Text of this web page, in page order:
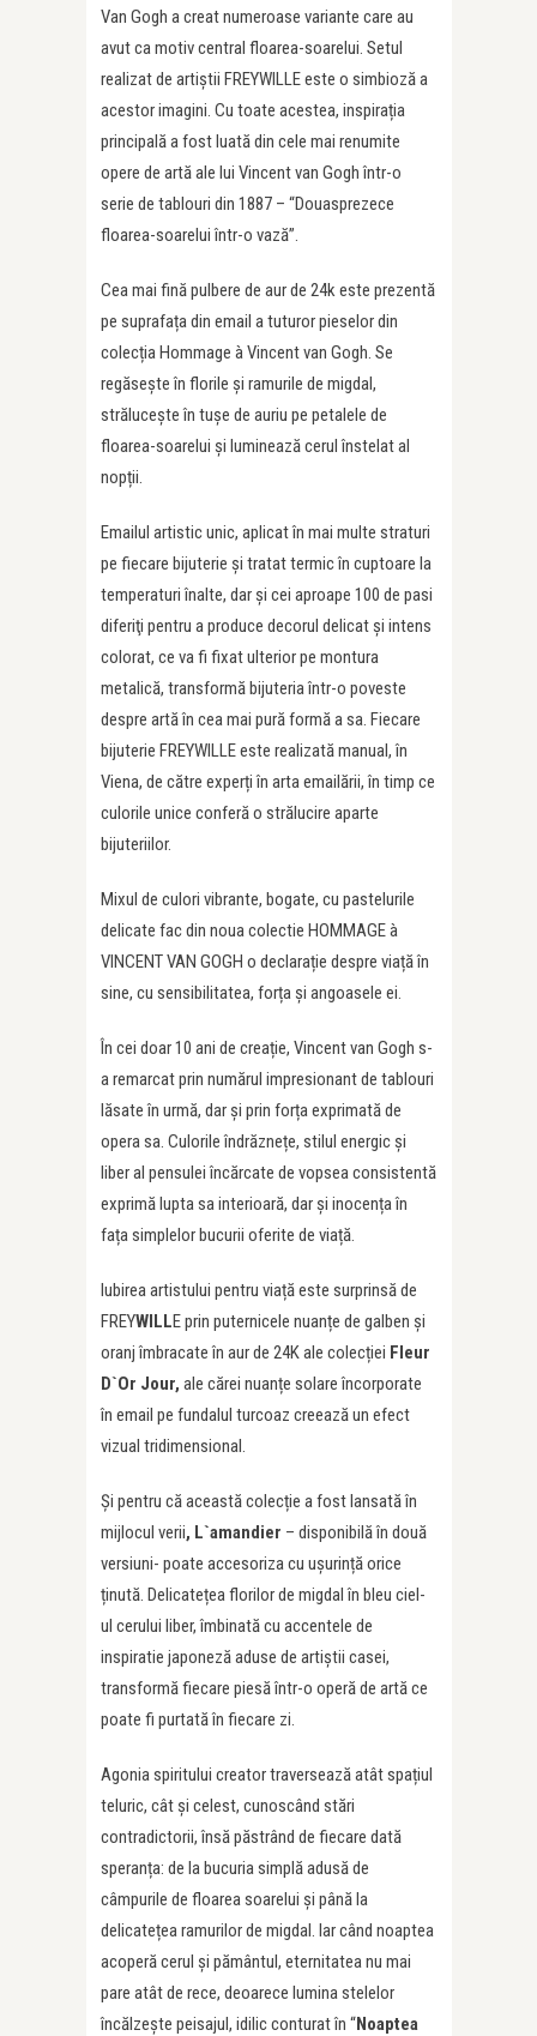
Van Gogh a creat numeroase variante care au
avut ca motiv central floarea-soarelui. Setul
realizat de artiștii FREYWILLE este o simbioză a
acestor imagini. Cu toate acestea, inspirația
principală a fost luată din cele mai renumite
opere de artă ale lui Vincent van Gogh într-o
serie de tablouri din 1887 – “Douasprezece
floarea-soarelui într-o vază”.
Cea mai fină pulbere de aur de 24k este prezentă
pe suprafața din email a tuturor pieselor din
colecția Hommage à Vincent van Gogh. Se
regăsește în florile și ramurile de migdal,
strălucește în tușe de auriu pe petalele de
floarea-soarelui și luminează cerul înstelat al
nopții.
Emailul artistic unic, aplicat în mai multe straturi
pe fiecare bijuterie și tratat termic în cuptoare la
temperaturi înalte, dar și cei aproape 100 de pasi
diferiţi pentru a produce decorul delicat și intens
colorat, ce va fi fixat ulterior pe montura
metalică, transformă bijuteria într-o poveste
despre artă în cea mai pură formă a sa. Fiecare
bijuterie FREYWILLE este realizată manual, în
Viena, de către experți în arta emailării, în timp ce
culorile unice conferă o strălucire aparte
bijuteriilor.
Mixul de culori vibrante, bogate, cu pastelurile
delicate fac din noua colectie HOMMAGE à
VINCENT VAN GOGH o declarație despre viață în
sine, cu sensibilitatea, forța și angoasele ei.
În cei doar 10 ani de creație, Vincent van Gogh s-
a remarcat prin numărul impresionant de tablouri
lăsate în urmă, dar și prin forța exprimată de
opera sa. Culorile îndrăznețe, stilul energic și
liber al pensulei încărcate de vopsea consistentă
exprimă lupta sa interioară, dar și inocența în
fața simplelor bucurii oferite de viață.
Iubirea artistului pentru viață este surprinsă de
FREYWILLE prin puternicele nuanțe de galben și
oranj îmbracate în aur de 24K ale colecției Fleur
D`Or Jour, ale cărei nuanțe solare încorporate
în email pe fundalul turcoaz creează un efect
vizual tridimensional.
Și pentru că această colecție a fost lansată în
mijlocul verii, L`amandier – disponibilă în două
versiuni- poate accesoriza cu ușurință orice
ținută. Delicatețea florilor de migdal în bleu ciel-
ul cerului liber, îmbinată cu accentele de
inspiratie japoneză aduse de artiștii casei,
transformă fiecare piesă într-o operă de artă ce
poate fi purtată în fiecare zi.
Agonia spiritului creator traversează atât spațiul
teluric, cât și celest, cunoscând stări
contradictorii, însă păstrând de fiecare dată
speranța: de la bucuria simplă adusă de
câmpurile de floarea soarelui și până la
delicatețea ramurilor de migdal. Iar când noaptea
acoperă cerul și pământul, eternitatea nu mai
pare atât de rece, deoarece lumina stelelor
încălzește peisajul, idilic conturat în “Noaptea